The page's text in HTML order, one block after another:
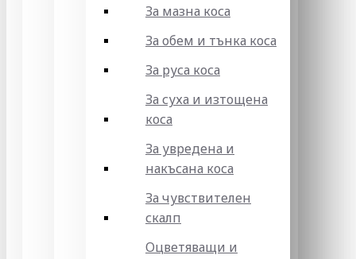
За мазна коса
За обем и тънка коса
За руса коса
За суха и изтощена
коса
За увредена и
накъсана коса
За чувствителен
скалп
Оцветяващи и